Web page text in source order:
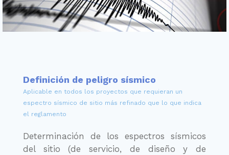
Definición de peligro sísmico
Aplicable en todos los proyectos que requieran un
espectro sísmico de sitio más refinado que lo que indica
el reglamento
Determinación de los espectros sísmicos
del sitio (de servicio, de diseño y de